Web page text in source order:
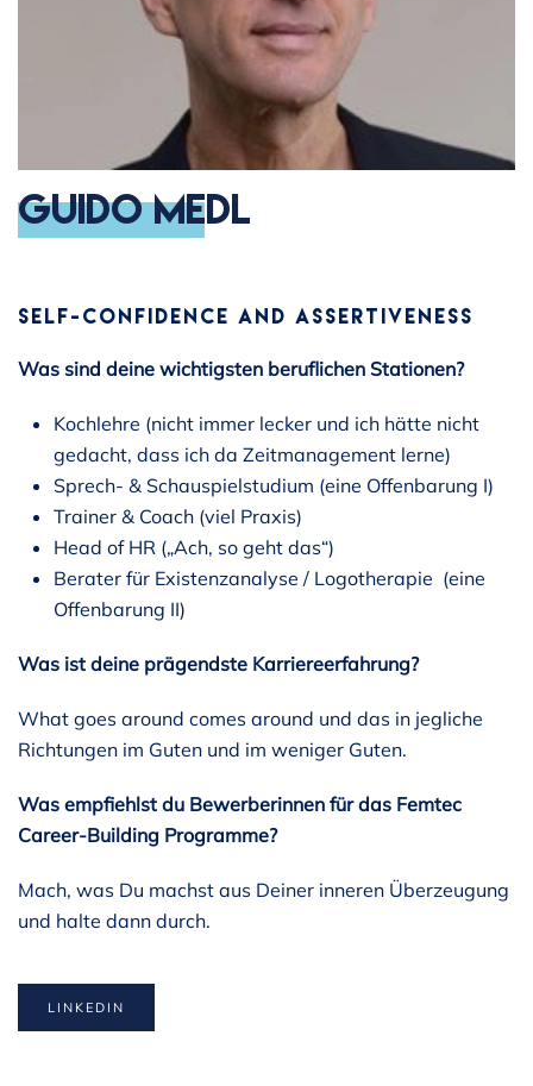
Guido Medl
SELF-CONFIDENCE AND ASSERTIVENESS
Was sind deine wichtigsten beruflichen Stationen?
Kochlehre (nicht immer lecker und ich hätte nicht
gedacht, dass ich da Zeitmanagement lerne)
Sprech- & Schauspielstudium (eine Offenbarung I)
Trainer & Coach (viel Praxis)
Head of HR („Ach, so geht das“)
Berater für Existenzanalyse / Logotherapie (eine
Offenbarung II)
Was ist deine prägendste Karriereerfahrung?
What goes around comes around und das in jegliche
Richtungen im Guten und im weniger Guten.
Was empfiehlst du Bewerberinnen für das Femtec
Career-Building Programme?
Mach, was Du machst aus Deiner inneren Überzeugung
und halte dann durch.
LINKEDIN